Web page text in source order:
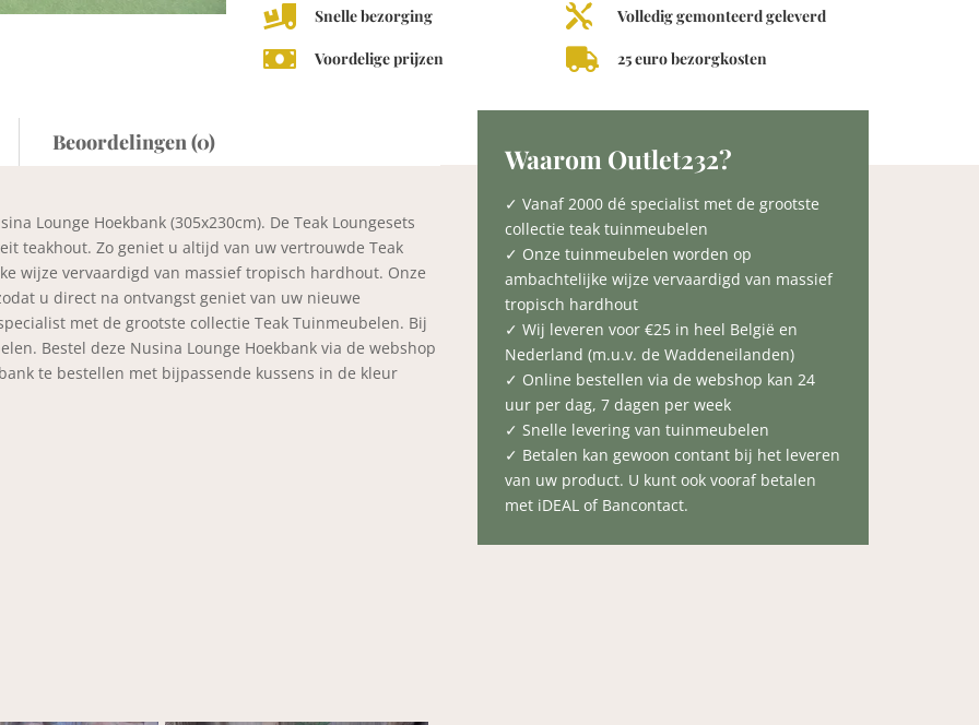
zitkussens
aantal
 Snelle bezorging
 Voordelige prijzen
 Volledig gemonteerd geleverd
 25 euro bezorgkosten
Beoordelingen (0)
Lounge Hoekbank (305x230cm). De Teak Loungesets
teakhout. Zo geniet u altijd van uw vertrouwde Teak
wijze vervaardigd van massief tropisch hardhout. Onze
u direct na ontvangst geniet van uw nieuwe
met de grootste collectie Teak Tuinmeubelen. Bij
Bestel deze Nusina Lounge Hoekbank via de webshop
te bestellen met bijpassende kussens in de kleur
Waarom Outlet232?
✓ Vanaf 2000 dé specialist met de grootste
collectie teak tuinmeubelen
✓ Onze tuinmeubelen worden op
ambachtelijke wijze vervaardigd van massief
tropisch hardhout
✓ Wij leveren voor €25 in heel België en
Nederland (m.u.v. de Waddeneilanden)
✓ Online bestellen via de webshop kan 24
uur per dag, 7 dagen per week
✓ Snelle levering van tuinmeubelen
✓ Betalen kan gewoon contant bij het leveren
van uw product. U kunt ook vooraf betalen
met iDEAL of Bancontact.